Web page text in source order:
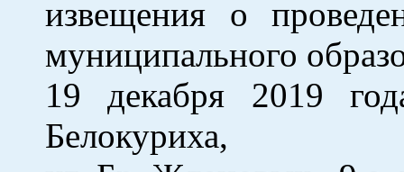
извещения о
муниципального
19 декабря 2019
Белокуриха,